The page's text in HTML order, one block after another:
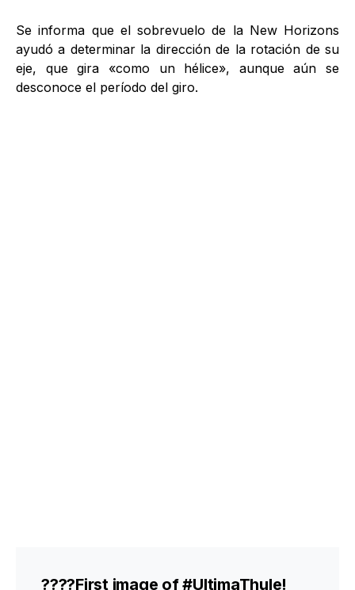
Se informa que el sobrevuelo de la New Horizons
ayudó a determinar la dirección de la rotación de su
eje, que gira «como un hélice», aunque aún se
desconoce el período del giro.
????First image of#UltimaThule!